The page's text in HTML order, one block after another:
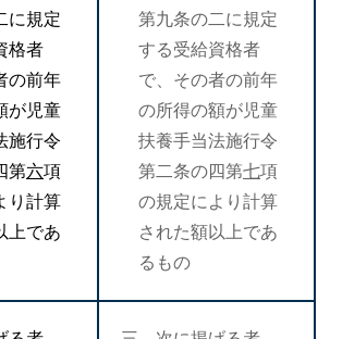
に規定
格者
の前年
が児童
施行令
第六項
り計算
上であ
第九条の二に規定
する受給資格者
で、その者の前年
の所得の額が児童
扶養手当法施行令
第二条の四第七項
の規定により計算
された額以上であ
るもの